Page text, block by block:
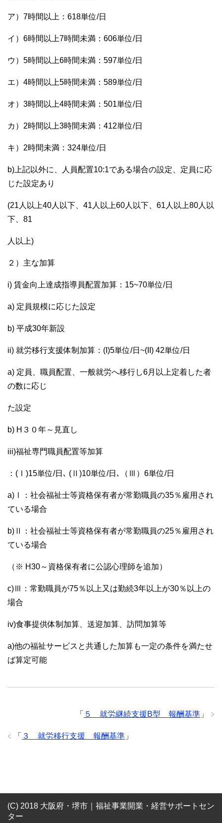
ア）7時間以上：618単位/日
イ）6時間以上7時間未満：606単位/日
ウ）5時間以上6時間未満：597単位/日
エ）4時間以上5時間未満：589単位/日
オ）3時間以上4時間未満：501単位/日
カ）2時間以上3時間未満：412単位/日
キ）2時間未満：324単位/日
b)上記以外に、人員配置10:1である場合の設定、定員に応
じた設定あり
(21人以上40人以下、41人以上60人以下、61人以上80人以
下、81
人以上)
２）主な加算
i) 賃金向上達成指導員配置加算：15~70単位/日
a) 定員規模に応じた設定
b) 平成30年新設
ii) 就労移行支援体制加算：(I)5単位/日~(II) 42単位/日
a) 定員、職員配置、一般就労へ移行し6月以上定着した者
の数に応じ
た設定
b) H３０年～見直し
iii)福祉専門職員配置等加算
：(Ⅰ)15単位/日､ (Ⅱ)10単位/日､（Ⅲ）6単位/日
a)Ⅰ：社会福祉士等資格保有者が常勤職員の35％雇用され
ている場合
b)Ⅱ：社会福祉士等資格保有者が常勤職員の25％雇用され
ている場合
（※ H30～資格保有者に公認心理師を追加）
c)Ⅲ：常勤職員が75％以上又は勤続3年以上が30％以上の
場合
iv)食事提供体制加算、送迎加算、訪問加算等
a)他の福祉サービスと共通した加算も一定の条件を満たせ
ば算定可能
「 ５ 就労継続支援B型 報酬基準 」
「 ３ 就労移行支援 報酬基準 」
Зеркало наофициальный сайт Вавада казино-
надежная альтернатива во время блокировки.
(C) 2018 大阪府・堺市｜福祉事業開業・経営サポートセン
ター